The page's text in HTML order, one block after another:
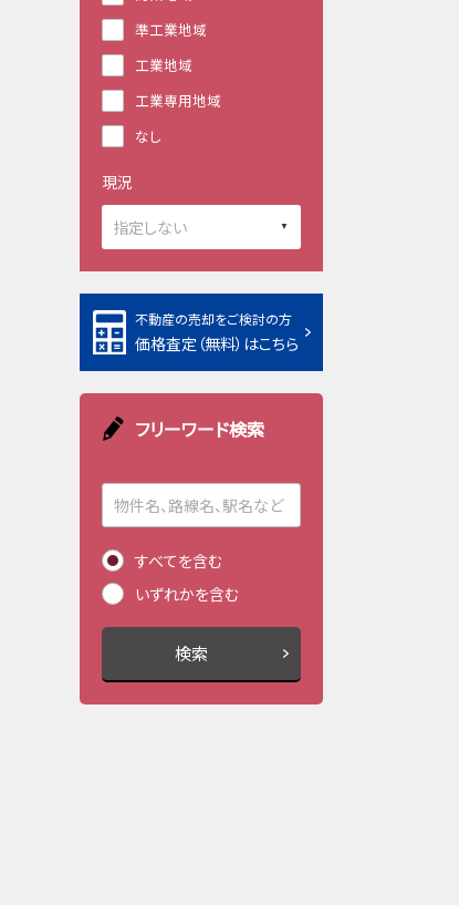
準工業地域
工業地域
工業専用地域
なし
現況
不動産の売却をご検討の方
価格査定（無料）はこちら
フリーワード検索
すべてを含む
いずれかを含む
検索